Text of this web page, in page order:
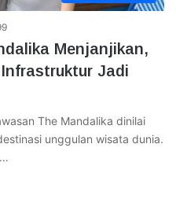
Menjanjikan,
Jadi
The Mandalika dinilai
unggulan wisata dunia.